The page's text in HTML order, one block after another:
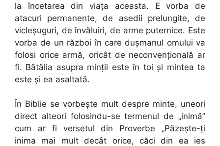
la încetarea din viaţa aceasta. E vorba de
atacuri permanente, de asedii prelungite, de
vicleşuguri, de învăluiri, de arme puternice. Este
vorba de un război în care duşmanul omului va
folosi orice armă, oricât de neconvenţională ar
fi. Bătălia asupra minţii este în toi şi mintea ta
este şi ea asaltată.
În Biblie se vorbeşte mult despre minte, uneori
direct alteori folosindu-se termenul de „inimă”
cum ar fi versetul din Proverbe „Păzeşte-ţi
inima mai mult decât orice, căci din ea ies